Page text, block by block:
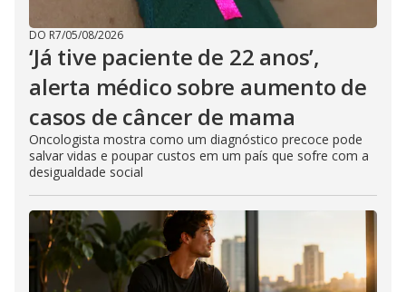
DO R7/05/08/2026
‘Já tive paciente de 22 anos’,
alerta médico sobre aumento de
casos de câncer de mama
Oncologista mostra como um diagnóstico precoce pode
salvar vidas e poupar custos em um país que sofre com a
desigualdade social